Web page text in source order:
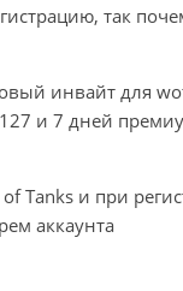
так
инвайт для
и 7 дней
Tanks и при
аккаунта